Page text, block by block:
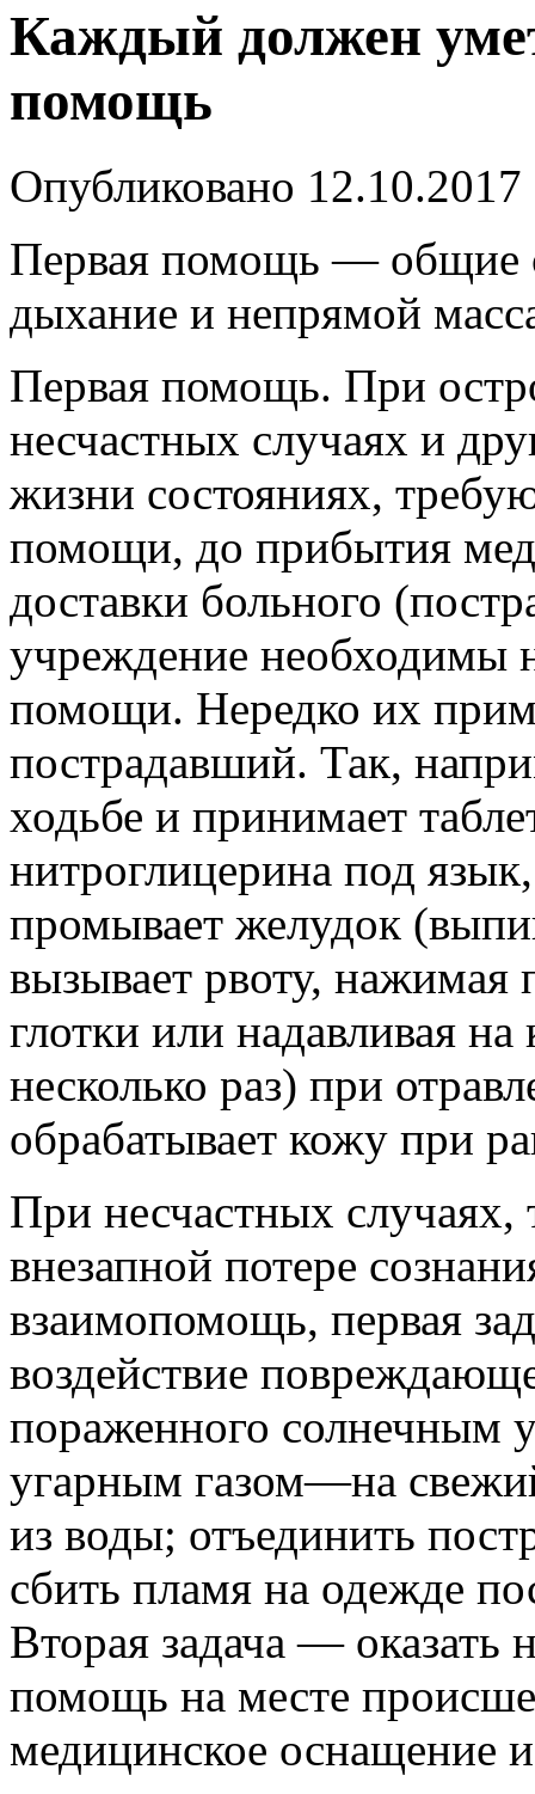
Каждый должен
помощь
Опубликовано 12.10.2017
Первая помощь — общие
дыхание и непрямой
Первая помощь. При
несчастных случаях и
жизни состояниях,
помощи, до прибытия
доставки больного
учреждение необходимы
помощи. Нередко их
пострадавший. Так,
ходьбе и принимает
нитроглицерина под
промывает желудок
вызывает рвоту,
глотки или надавливая
несколько раз) при
обрабатывает кожу при
При несчастных случаях,
внезапной потере
взаимопомощь, первая
воздействие
пораженного солнечным
угарным газом—на
из воды; отъединить
сбить пламя на одежде
Вторая задача —
помощь на месте
медицинское оснащение